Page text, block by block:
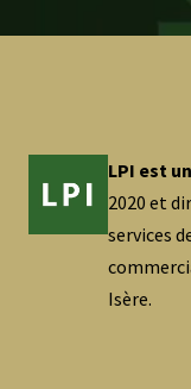
LPI est
2020 et
services
Isère.